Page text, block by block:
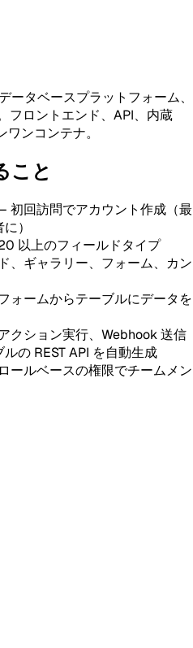
ータベースプラットフォーム、
フロントエンド、API、内蔵
ンコンテナ。
こと
初回訪問でアカウント作成（最
）
以上のフィールドタイプ
、ギャラリー、フォーム、カン
ォームからテーブルにデータを
クション実行、Webhook 送信
の REST API を自動生成
ールベースの権限でチームメン